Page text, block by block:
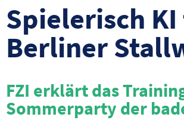
Spielerisch
Berliner
FZI erklärt das
Sommerparty der